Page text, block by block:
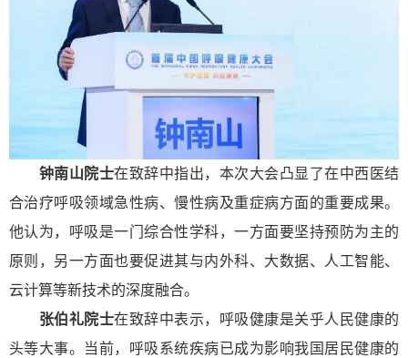
钟南山院士在致辞中指出，本次大会凸显了在中西医结
合治疗呼吸领域急性病、慢性病及重症病方面的重要成果。
他认为，呼吸是一门综合性学科，一方面要坚持预防为主的
原则，另一方面也要促进其与内外科、大数据、人工智能、
云计算等新技术的深度融合。
张伯礼院士在致辞中表示，呼吸健康是关乎人民健康的
头等大事。当前，呼吸系统疾病已成为影响我国居民健康的